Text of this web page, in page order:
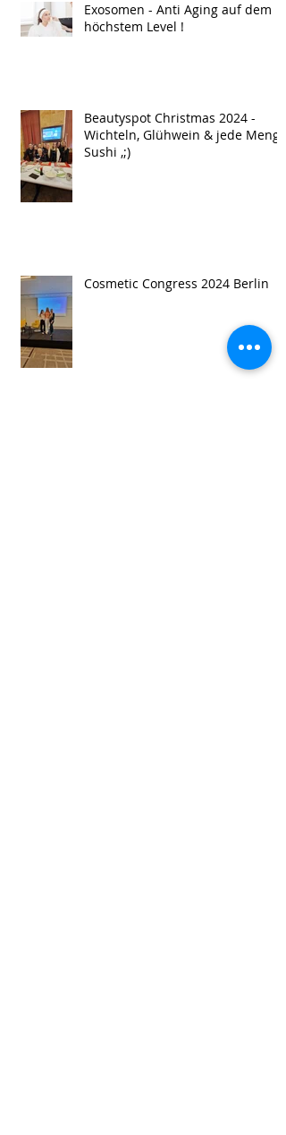
Exosomen - Anti Aging auf dem
höchstem Level !
Beautyspot Christmas 2024 -
Wichteln, Glühwein & jede Menge
Sushi ,;)
Cosmetic Congress 2024 Berlin